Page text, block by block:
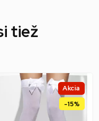
tiež
Akcia
-15%